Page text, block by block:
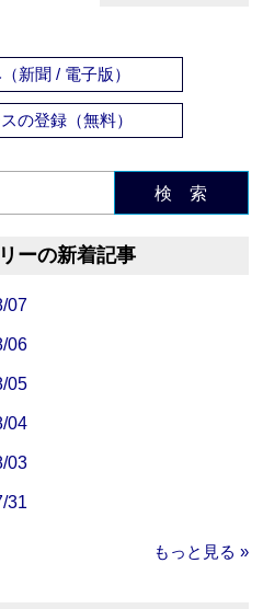
新聞 / 電子版）
の登録（無料）
検 索
ーの新着記事
07
06
05
04
03
31
もっと見る »